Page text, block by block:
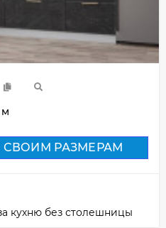
м
СВОИМ РАЗМЕРАМ
кухню без столешницы